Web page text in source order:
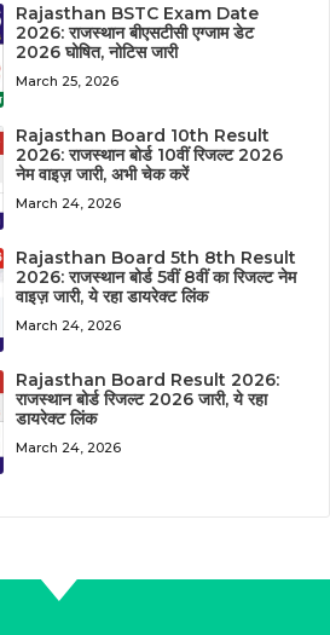
Rajasthan BSTC Exam Date
2026: राजस्थान बीएसटीसी एग्जाम डेट
2026 घोषित, नोटिस जारी
March 25, 2026
Rajasthan Board 10th Result
2026: राजस्थान बोर्ड 10वीं रिजल्ट 2026
नेम वाइज़ जारी, अभी चेक करें
March 24, 2026
Rajasthan Board 5th 8th Result
2026: राजस्थान बोर्ड 5वीं 8वीं का रिजल्ट नेम
वाइज़ जारी, ये रहा डायरेक्ट लिंक
March 24, 2026
Rajasthan Board Result 2026:
राजस्थान बोर्ड रिजल्ट 2026 जारी, ये रहा
डायरेक्ट लिंक
March 24, 2026